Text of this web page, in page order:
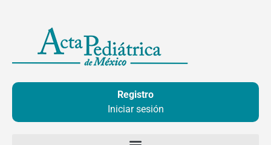
contenido
Registro
Iniciar sesión